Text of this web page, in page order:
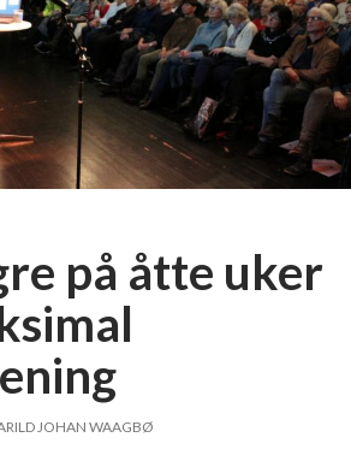
på åtte uker
JOHAN WAAGBØ